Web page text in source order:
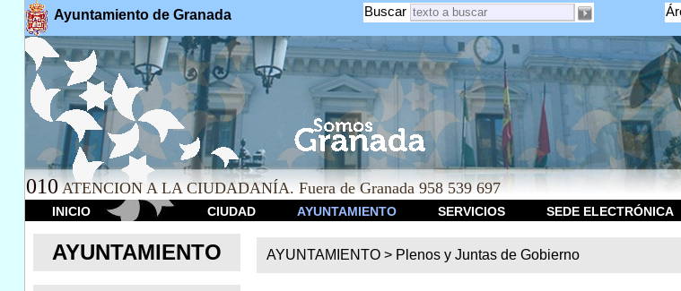
Ayuntamiento de Granada Buscar
010 ATENCION A LA CIUDADANÍA. Fuera de Granada 958 539 697
INICIO CIUDAD AYUNTAMIENTO SERVICIOS SEDE ELECTRÓNICA
AYUNTAMIENTO AYUNTAMIENTO > Plenos y Juntas de Gobierno